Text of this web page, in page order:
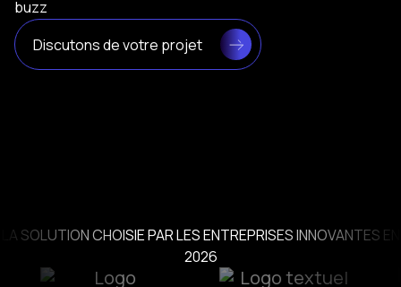
buzz
Discutons de votre projet
LA SOLUTION CHOISIE PAR LES ENTREPRISES INNOVANTES EN
2026